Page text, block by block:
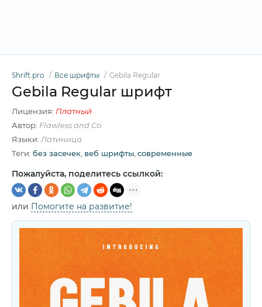
Shrift.pro Все шрифты Gebila Regular
Gebila Regular шрифт
Лицензия: Платный
Автор: Flawless and Co
Языки: Латиница
Теги: без засечек веб шрифты современные
Пожалуйста, поделитесь ссылкой:
или Помогите на развитие!